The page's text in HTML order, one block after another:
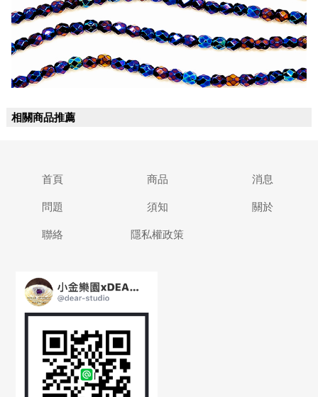
相關商品推薦
首頁 商品 消息
問題 須知 關於
聯絡 隱私權政策